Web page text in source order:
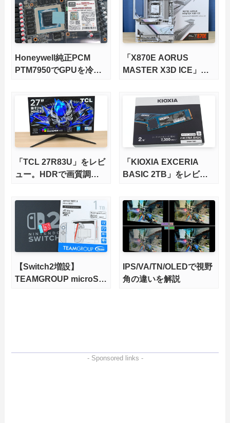
徹底検証
Honeywell純正PCM
PTM7950でGPUを冷や
「X870E AORUS
MASTER X3D ICE」を
さらに高速にする完全版
X870Eマザーボードを徹
底検証
「TCL 27R83U」をレビ
ュー。HDRで画質調整
輝度も発揮！
「KIOXIA EXCERIA
BASIC 2TB」をレビュ
力、高性能、高コスパを
実現！
【Switch2増設】
TEAMGROUP microSD
IPS/VA/TN/OLEDで視野
角の違いを解説
- Sponsored links -